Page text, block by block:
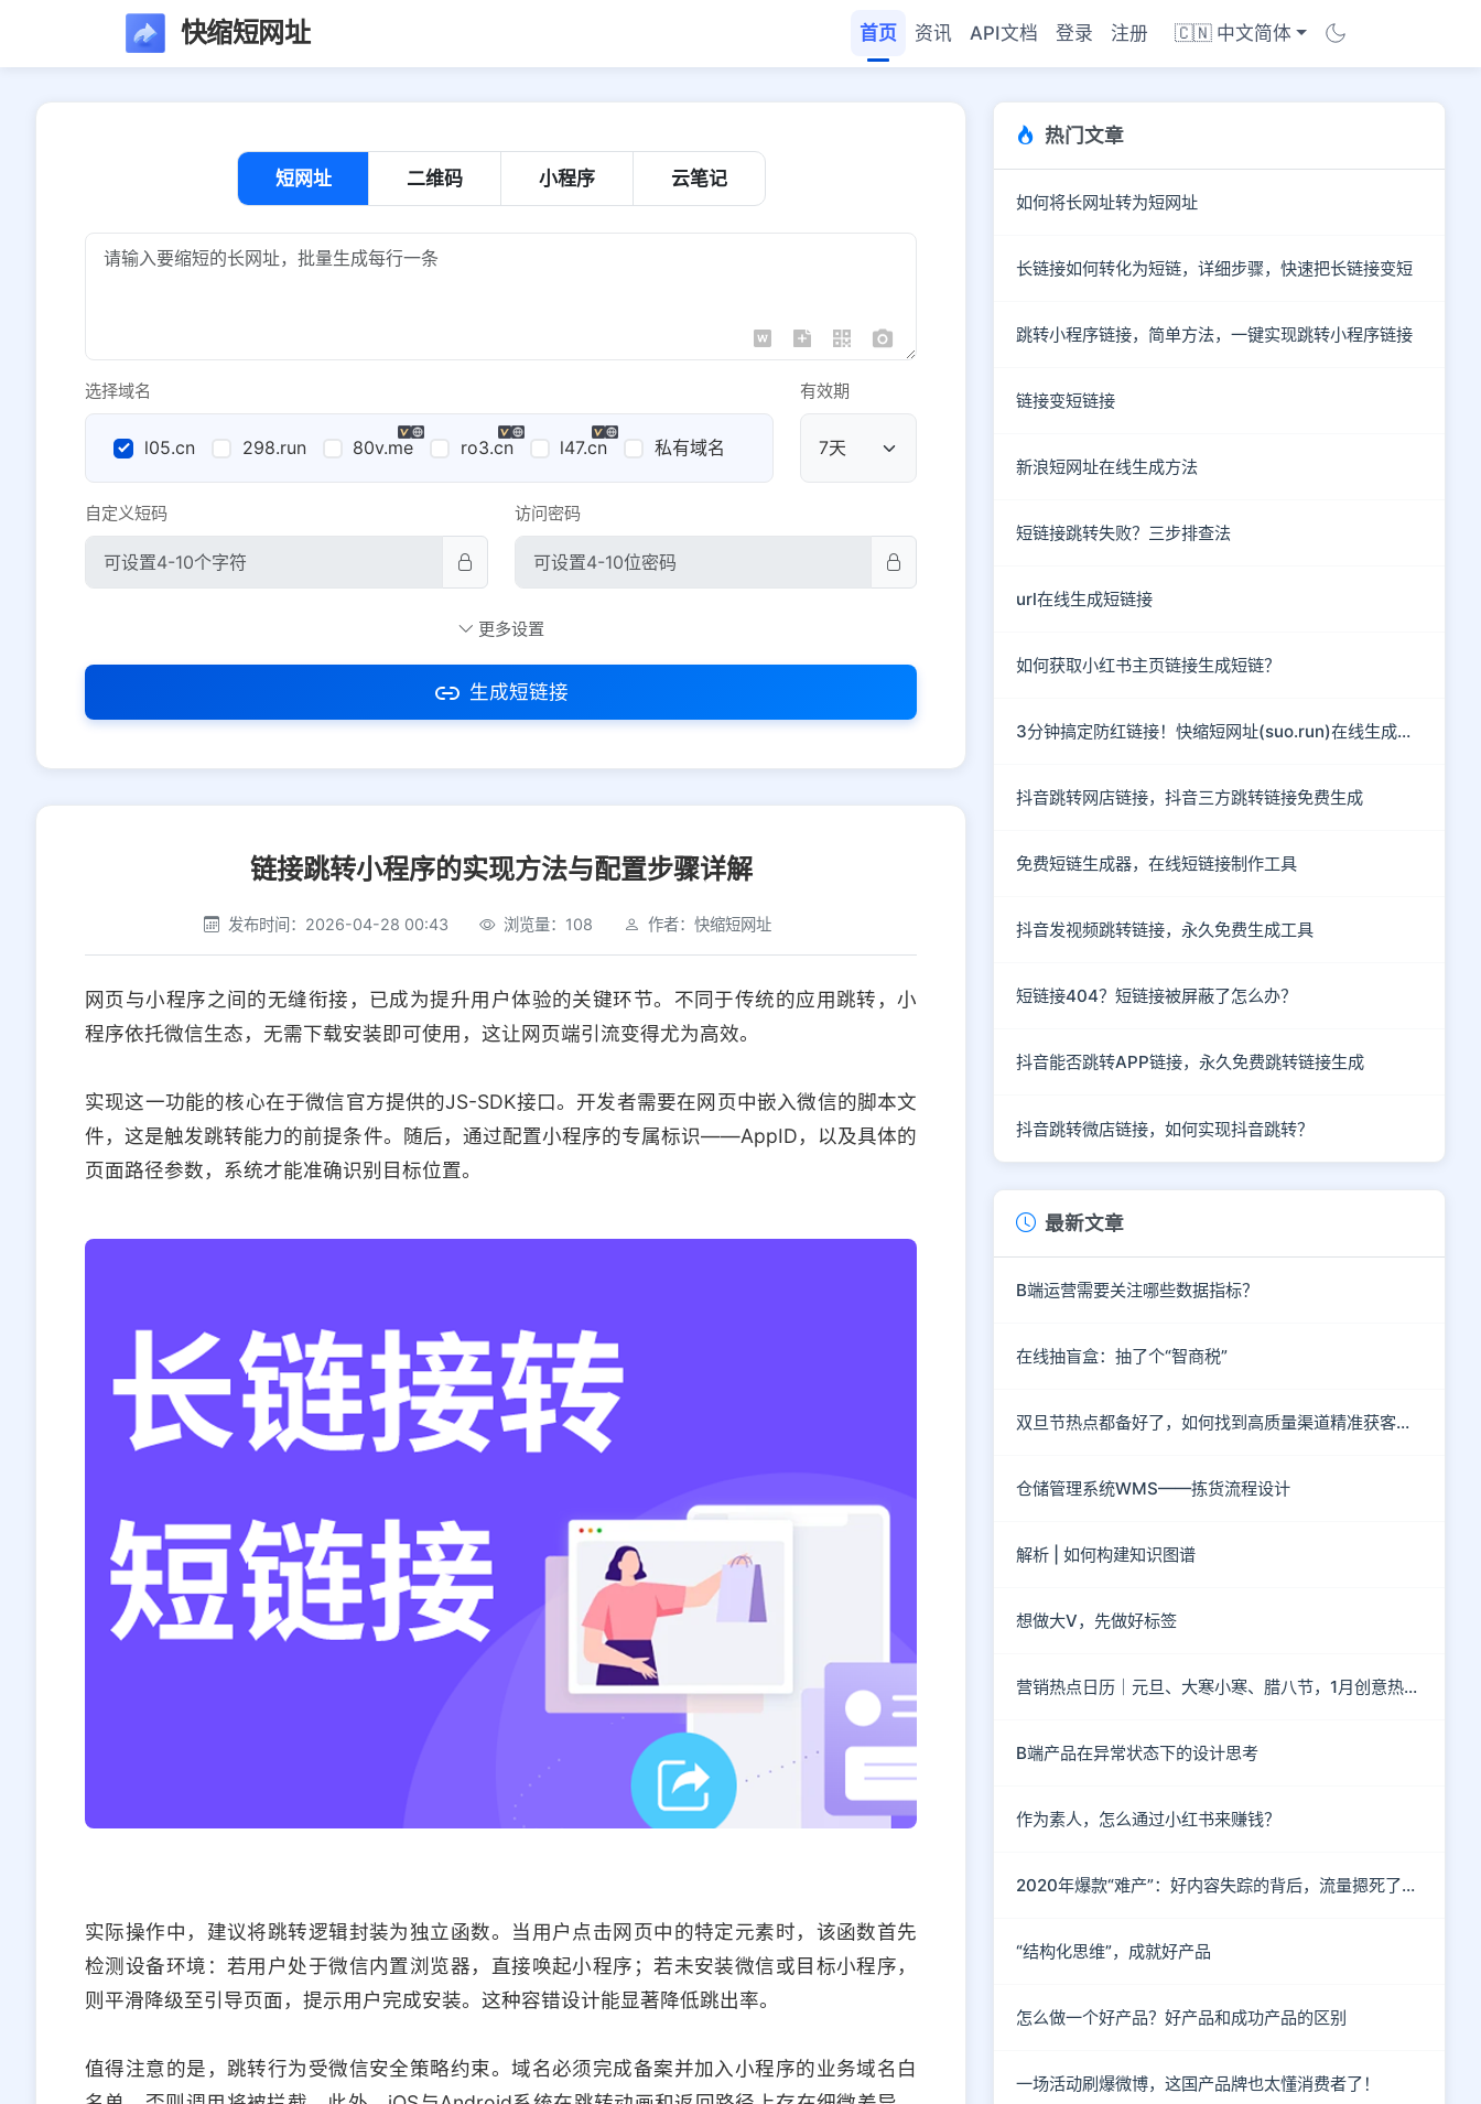
快缩短网址 首页 资讯 API文档 登录 注册 🇨🇳 中文简体
短网址 二维码 小程序 云笔记
选择域名
l05.cn 298.run 80v.me ro3.cn l47.cn 私有域名 公共域名
有效期
自定义短码 访问密码
社交平台 电商平台
选择防红平台类型，避免链接被拦截
平台设置
iOS Android PC 其他
更多设置
生成短链接
链接跳转小程序的实现方法与配置步骤详解
发布时间：2026-04-28 00:43 浏览量：108 作者：快缩短网址
网页与小程序之间的无缝衔接，已成为提升用户体验的关键环节。不同于传统的应用跳转，小
程序依托微信生态，无需下载安装即可使用，这让网页端引流变得尤为高效。
实现这一功能的核心在于微信官方提供的JS-SDK接口。开发者需要在网页中嵌入微信的脚本文
件，这是触发跳转能力的前提条件。随后，通过配置小程序的专属标识——AppID，以及具体的
页面路径参数，系统才能准确识别目标位置。
实际操作中，建议将跳转逻辑封装为独立函数。当用户点击网页中的特定元素时，该函数首先
检测设备环境：若用户处于微信内置浏览器，直接唤起小程序；若未安装微信或目标小程序，
则平滑降级至引导页面，提示用户完成安装。这种容错设计能显著降低跳出率。
值得注意的是，跳转行为受微信安全策略约束。域名必须完成备案并加入小程序的业务域名白
热门文章
如何将长网址转为短网址
长链接如何转化为短链，详细步骤，快速把长链接变短
跳转小程序链接，简单方法，一键实现跳转小程序链接
链接变短链接
新浪短网址在线生成方法
短链接跳转失败？三步排查法
url在线生成短链接
如何获取小红书主页链接生成短链？
3分钟搞定防红链接！快缩短网址(suo.run)在线生成指南
抖音跳转网店链接，抖音三方跳转链接免费生成
免费短链生成器，在线短链接制作工具
抖音发视频跳转链接，永久免费生成工具
短链接404？短链接被屏蔽了怎么办？
抖音能否跳转APP链接，永久免费跳转链接生成
抖音跳转微店链接，如何实现抖音跳转？
最新文章
B端运营需要关注哪些数据指标？
在线抽盲盒：抽了个“智商税”
双旦节热点都备好了，如何找到高质量渠道精准获客呢？
仓储管理系统WMS——拣货流程设计
解析 | 如何构建知识图谱
想做大V，先做好标签
营销热点日历｜元旦、大寒小寒、腊八节，1月创意热点都在这
B端产品在异常状态下的设计思考
作为素人，怎么通过小红书来赚钱？
2020年爆款“难产”：好内容失踪的背后，流量摁死了内容
“结构化思维”，成就好产品
怎么做一个好产品？好产品和成功产品的区别
一场活动刷爆微博，这国产品牌也太懂消费者了！